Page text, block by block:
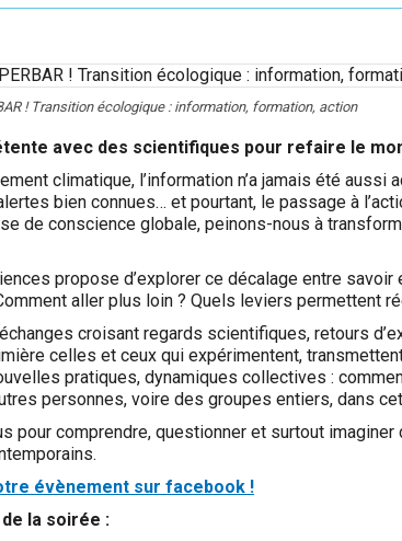
! Transition écologique : information, formation, action
avec des scientifiques pour refaire le
climatique, l’information n’a jamais été
bien connues… et pourtant, le passage à
de conscience globale, peinons-nous à
propose d’explorer ce décalage entre savoir
aller plus loin ? Quels leviers permettent
croisant regards scientifiques, retours
celles et ceux qui expérimentent,
pratiques, dynamiques collectives :
personnes, voire des groupes entiers, dans
pour comprendre, questionner et surtout imaginer
évènement sur facebook !
la soirée :